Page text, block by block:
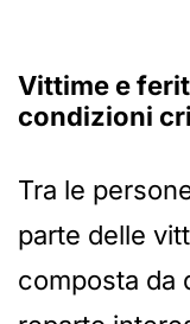
Vittime e
condizioni
Tra le
parte delle
composta da